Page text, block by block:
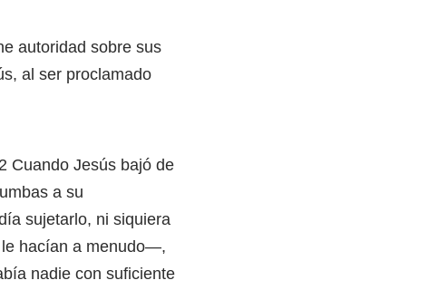
autoridad sobre sus
al ser proclamado
Cuando Jesús bajó de
a su
sujetarlo, ni siquiera
hacían a menudo—,
nadie con suficiente